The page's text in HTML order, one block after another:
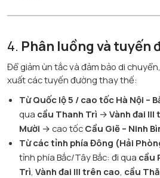
4. Phân luồng và tuyến
Để giảm ùn tắc và đảm bảo di
xuất các tuyến đường thay thế:
Từ Quốc lộ 5 / cao tốc Hà Nội –
qua cầu Thanh Trì → Vành đai III
Mười → cao tốc Cầu Giẽ – Ninh
Từ các tỉnh phía Đông (Hải
tỉnh phía Bắc/Tây Bắc: đi qua cầu
Trì Vành đai III trên cao cầu